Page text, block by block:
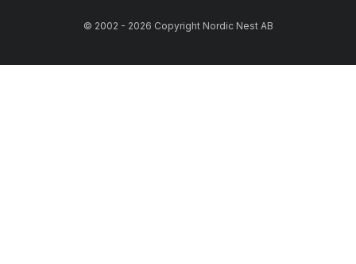
© 2002 - 2026 Copyright Nordic Nest AB